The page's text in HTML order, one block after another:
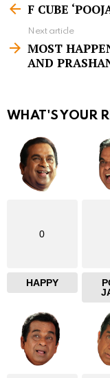
e
m
e
F CUBE
Next article
MOST
AND
WHAT'S YOUR
0
HAPPY